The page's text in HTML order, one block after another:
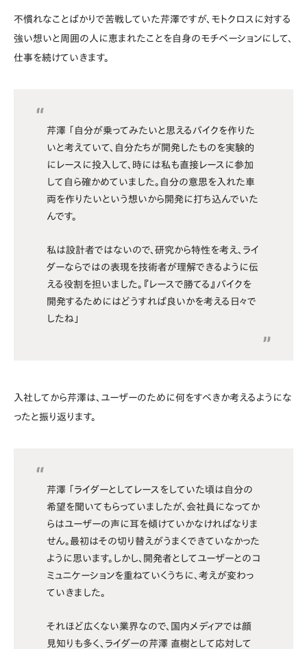
不慣れなことばかりで苦戦していた芹澤ですが、モトクロスに対する
強い想いと周囲の人に恵まれたことを自身のモチベーションにして、
仕事を続けていきます。
芹澤 「自分が乗ってみたいと思えるバイクを作りた
いと考えていて、自分たちが開発したものを実験的
にレースに投入して、時には私も直接レースに参加
して自ら確かめていました。自分の意思を入れた車
両を作りたいという想いから開発に打ち込んでいた
んです。
私は設計者ではないので、研究から特性を考え、ライ
ダーならではの表現を技術者が理解できるように伝
える役割を担いました。『レースで勝てる』バイクを
開発するためにはどうすれば良いかを考える日々で
したね」
入社してから芹澤は、ユーザーのために何をすべきか考えるようにな
ったと振り返ります。
芹澤 「ライダーとしてレースをしていた頃は自分の
希望を聞いてもらっていましたが、会社員になってか
らはユーザーの声に耳を傾けていかなければなりま
せん。最初はその切り替えがうまくできていなかった
ように思います。しかし、開発者としてユーザーとのコ
ミュニケーションを重ねていくうちに、考えが変わっ
ていきました。
それほど広くない業界なので、国内メディアでは顔
見知りも多く、ライダーの芹澤 直樹として応対して